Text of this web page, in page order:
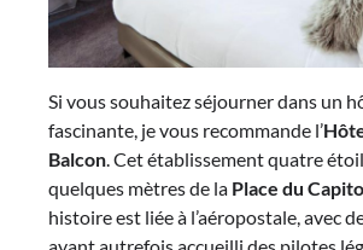
Si vous souhaitez séjourner dans un
fascinante, je vous recommande l’
Balcon. Cet établissement quatre
quelques mètres de la Place du
histoire est liée à l’aéropostale, avec